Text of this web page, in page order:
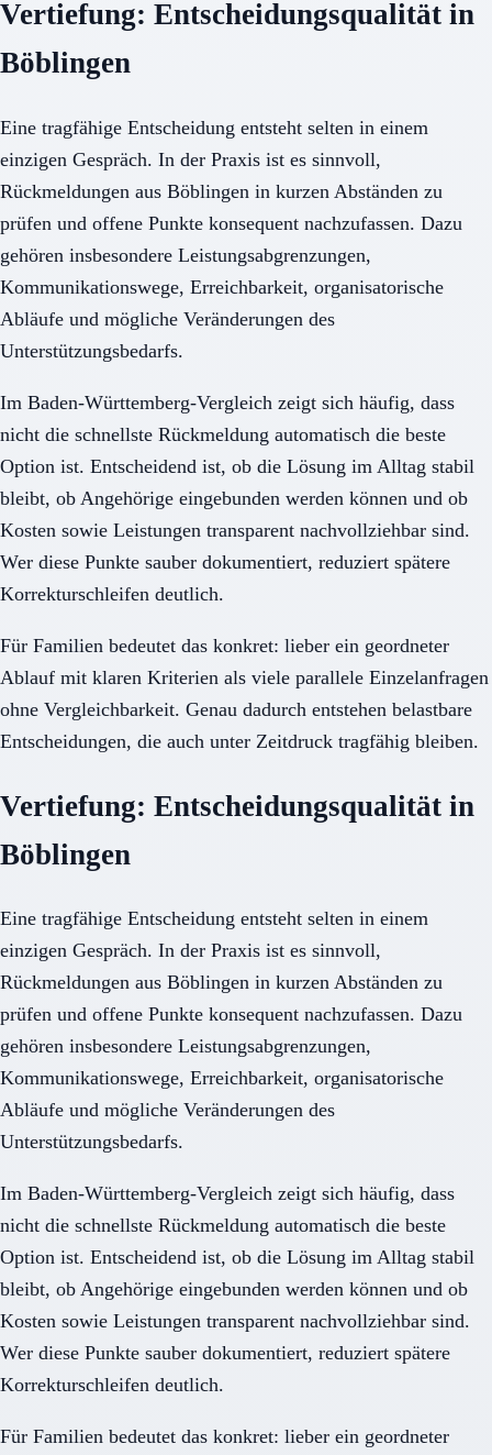
Vertiefung: Entscheidungsqualität in
Böblingen
Eine tragfähige Entscheidung entsteht selten in einem
einzigen Gespräch. In der Praxis ist es sinnvoll,
Rückmeldungen aus Böblingen in kurzen Abständen zu
prüfen und offene Punkte konsequent nachzufassen. Dazu
gehören insbesondere Leistungsabgrenzungen,
Kommunikationswege, Erreichbarkeit, organisatorische
Abläufe und mögliche Veränderungen des
Unterstützungsbedarfs.
Im Baden-Württemberg-Vergleich zeigt sich häufig, dass
nicht die schnellste Rückmeldung automatisch die beste
Option ist. Entscheidend ist, ob die Lösung im Alltag stabil
bleibt, ob Angehörige eingebunden werden können und ob
Kosten sowie Leistungen transparent nachvollziehbar sind.
Wer diese Punkte sauber dokumentiert, reduziert spätere
Korrekturschleifen deutlich.
Für Familien bedeutet das konkret: lieber ein geordneter
Ablauf mit klaren Kriterien als viele parallele Einzelanfragen
ohne Vergleichbarkeit. Genau dadurch entstehen belastbare
Entscheidungen, die auch unter Zeitdruck tragfähig bleiben.
Vertiefung: Entscheidungsqualität in
Böblingen
Eine tragfähige Entscheidung entsteht selten in einem
einzigen Gespräch. In der Praxis ist es sinnvoll,
Rückmeldungen aus Böblingen in kurzen Abständen zu
prüfen und offene Punkte konsequent nachzufassen. Dazu
gehören insbesondere Leistungsabgrenzungen,
Kommunikationswege, Erreichbarkeit, organisatorische
Abläufe und mögliche Veränderungen des
Unterstützungsbedarfs.
Im Baden-Württemberg-Vergleich zeigt sich häufig, dass
nicht die schnellste Rückmeldung automatisch die beste
Option ist. Entscheidend ist, ob die Lösung im Alltag stabil
bleibt, ob Angehörige eingebunden werden können und ob
Kosten sowie Leistungen transparent nachvollziehbar sind.
Wer diese Punkte sauber dokumentiert, reduziert spätere
Korrekturschleifen deutlich.
Für Familien bedeutet das konkret: lieber ein geordneter